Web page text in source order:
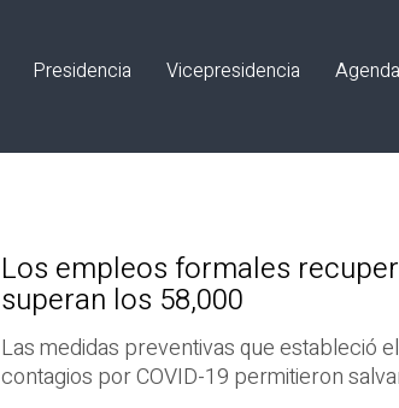
Presidencia Vicepresidencia
Los empleos formales
superan los 58,000
Las medidas preventivas que estableció
contagios por COVID-19 permitieron